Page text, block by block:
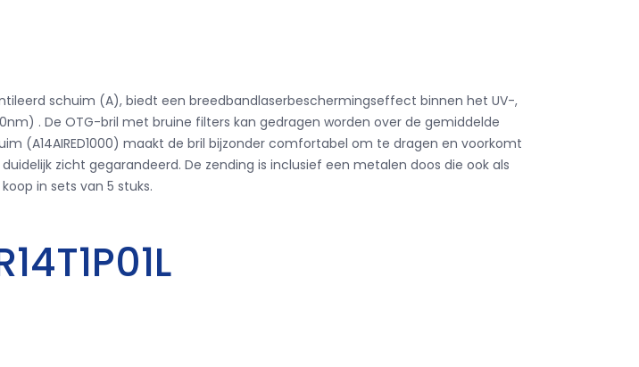
schuim (A), biedt een breedbandlaserbeschermingseffect binnen het UV-,
. De OTG-bril met bruine filters kan gedragen worden over de gemiddelde
(A14AIRED1000) maakt de bril bijzonder comfortabel om te dragen en voorkomt
zicht gegarandeerd. De zending is inclusief een metalen doos die ook als
in sets van 5 stuks.